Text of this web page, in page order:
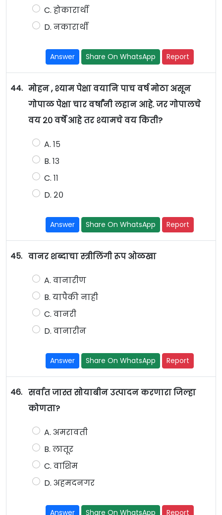
C. होकारार्थी
D. नकारार्थी
Answer Share On WhatsApp Report
44. मोहन , श्याम पेक्षा वयानि पाच वर्ष मोठा असून
गोपाळ पेक्षा चार वर्षांनी लहान आहे. जर गोपालचे
वय २० वर्षे आहे तर श्यामचे वय किती?
A. १५
B. १३
C. ११
D. २०
Answer Share On WhatsApp Report
45. वानर शब्दाचा स्त्रीलिंगी रूप ओळखा
A. वानारीण
B. यापैकी नाही
C. वानरी
D. वानारीन
Answer Share On WhatsApp Report
46. सर्वात जास्त सोयाबीन उत्पादन करणारा जिल्हा
कोणता?
A. अमरावती
B. लातूर
C. वाशिम
D. अहमदनगर
Answer Share On WhatsApp Report